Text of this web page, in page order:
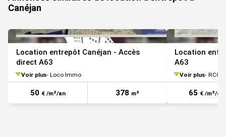
Hauteur sous plafond : 6,5 m max
Puissance électrique disponible :
250 kW + 1 poste haute tension (jusqu'à 1500kwa dispo)
1 porte sectionnelle
2 quais
Bureaux chauffés et climatisés
Canéjan
Location entrepôt Canéjan - Accès
direct A63
Voir plus Loco Immo
50 € /m²/an 378 m²
Location
A63
Voir plus RCG
65 € /m²/an